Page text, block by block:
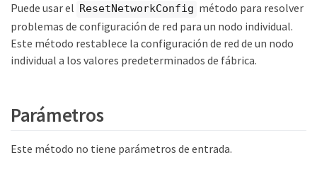
Puede usar el ResetNetworkConfig método para resolver
problemas de configuración de red para un nodo individual.
Este método restablece la configuración de red de un nodo
individual a los valores predeterminados de fábrica.
Parámetros
Este método no tiene parámetros de entrada.